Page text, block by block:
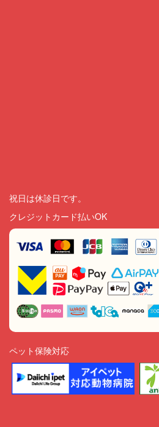
祝日は休診日です。
クレジットカード払いOK
ペット保険対応